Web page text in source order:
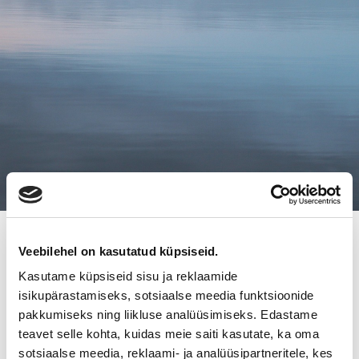
Veebilehel on kasutatud küpsiseid.
Kasutame küpsiseid sisu ja reklaamide
isikupärastamiseks, sotsiaalse meedia funktsioonide
pakkumiseks ning liikluse analüüsimiseks. Edastame
teavet selle kohta, kuidas meie saiti kasutate, ka oma
sotsiaalse meedia, reklaami- ja analüüsipartneritele, kes
FINNVERA: YRITYSKAUPAT
ONNISTUVAT LÄHES AINA
Finnvera: Yrityskaupat onnistuvat lähes aina